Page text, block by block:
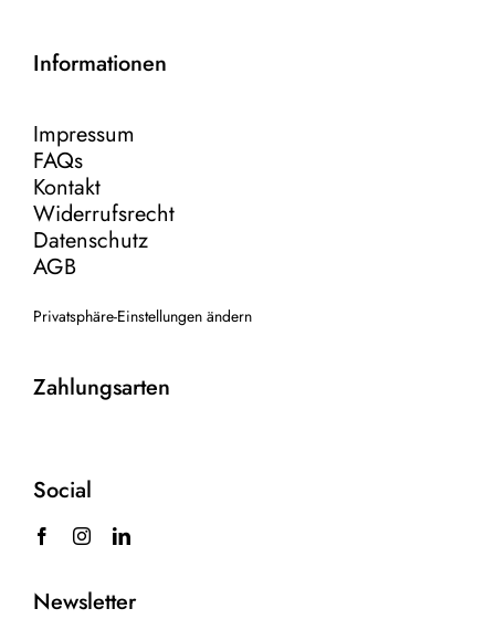
Informationen
Impressum
FAQs
Kontakt
Widerrufsrecht
Datenschutz
AGB
Privatsphäre-Einstellungen ändern
Zahlungsarten
Social
Newsletter